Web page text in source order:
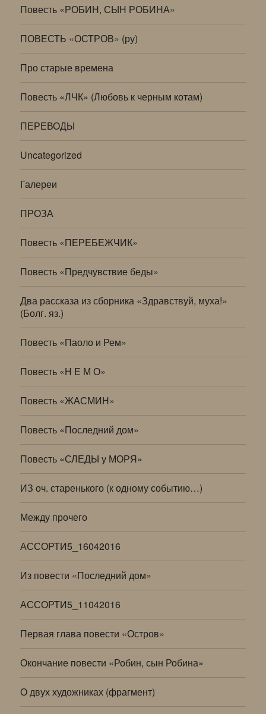
Повесть «РОБИН, СЫН РОБИНА»
ПОВЕСТЬ «ОСТРОВ» (ру)
Про старые времена
Повесть «ЛЧК» (Любовь к черным котам)
ПЕРЕВОДЫ
Uncategorized
Галереи
ПРОЗА
Повесть «ПЕРЕБЕЖЧИК»
Повесть «Предчувствие беды»
Два рассказа из сборника «Здравствуй, муха!»
(Болг. яз.)
Повесть «Паоло и Рем»
Повесть «Н Е М О»
Повесть «ЖАСМИН»
Повесть «Последний дом»
Повесть «СЛЕДЫ у МОРЯ»
ИЗ оч. старенького (к одному событию…)
Между прочего
АССОРТИ5_16042016
Из повести «Последний дом»
АССОРТИ5_11042016
Первая глава повести «Остров»
Окончание повести «Робин, сын Робина»
О двух художниках (фрагмент)